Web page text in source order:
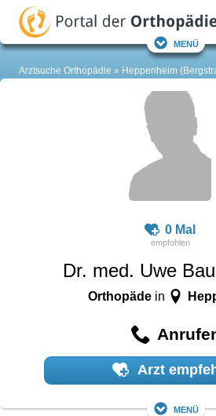
Menü
Arztsuche Orthopädie Heppenheim
0 Mal
Dr. med. Uwe
Orthopädein
Arzt
Menü